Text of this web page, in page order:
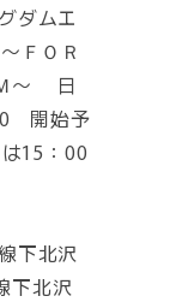
ダムエ
ＦＯＲ
～ 日
開始予
15：00
下北沢
下北沢